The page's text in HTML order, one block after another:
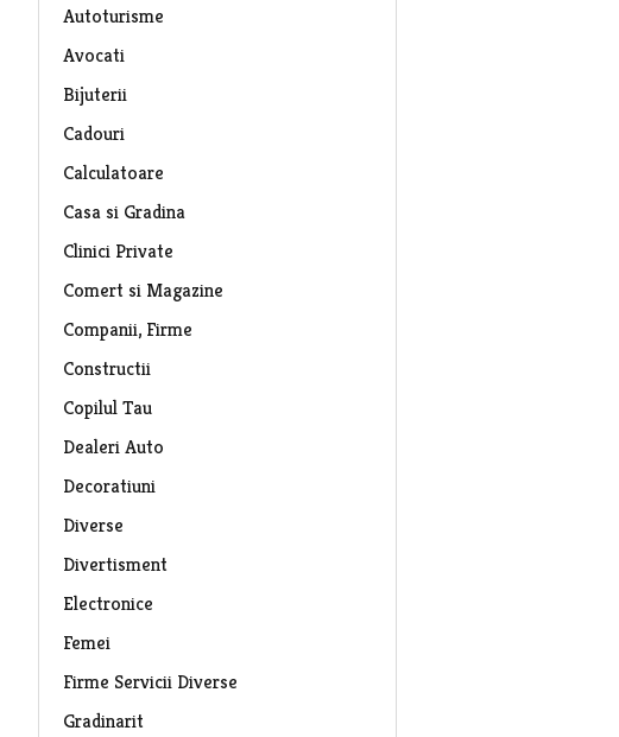
Autoturisme
Avocati
Bijuterii
Cadouri
Calculatoare
Casa si Gradina
Clinici Private
Comert si Magazine
Companii, Firme
Constructii
Copilul Tau
Dealeri Auto
Decoratiuni
Diverse
Divertisment
Electronice
Femei
Firme Servicii Diverse
Gradinarit